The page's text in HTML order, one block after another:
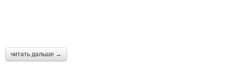
читать дальше →